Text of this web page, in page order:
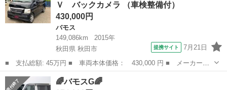
さ祭...
Ｖ バックカメラ （車検整備付）
430,000円
バモス
149,086km
2015年
秋田県 秋田市
提携サイト 7月21日
■ 支払総額: 45万円 ■ 車両本体価格： 430,000 円 ■ メーカー
名： ホンダ ■ 車種名： バモス ■ グレード名： Ｇ ４ＷＤ
ナビ フルセグＴＶ バックカメラ ■ 排気量： 660cc ■ ドア枚
秋田 秋田市
🌈バモスG🌈